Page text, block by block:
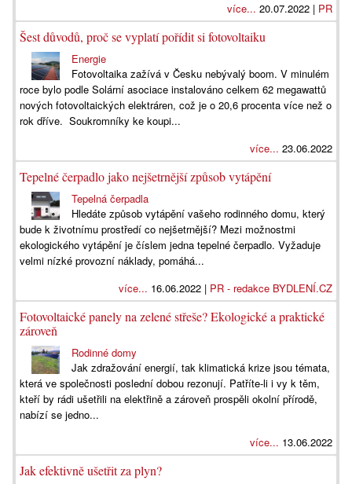
více... 20.07.2022 | PR
Šest důvodů, proč se vyplatí pořídit si fotovoltaiku
Energie
Fotovoltaika zažívá v Česku nebývalý boom. V minulém
roce bylo podle Solární asociace instalováno celkem 62 megawattů
nových fotovoltaických elektráren, což je o 20,6 procenta více než o
rok dříve. Soukromníky ke koupi...
více... 23.06.2022
Tepelné čerpadlo jako nejšetrnější způsob vytápění
Tepelná čerpadla
Hledáte způsob vytápění vašeho rodinného domu, který
bude k životnímu prostředí co nejšetrnější? Mezi možnostmi
ekologického vytápění je číslem jedna tepelné čerpadlo. Vyžaduje
velmi nízké provozní náklady, pomáhá...
více... 16.06.2022 | PR - redakce BYDLENÍ.CZ
Fotovoltaické panely na zelené střeše? Ekologické a praktické
zároveň
Rodinné domy
Jak zdražování energií, tak klimatická krize jsou témata,
která ve společnosti poslední dobou rezonují. Patříte-li i vy k těm,
kteří by rádi ušetřili na elektřině a zároveň prospěli okolní přírodě,
nabízí se jedno...
více... 13.06.2022
Jak efektivně ušetřit za plyn?